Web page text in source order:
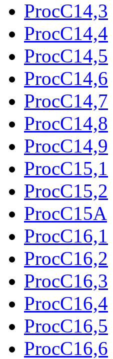
ProcC14,3
ProcC14,4
ProcC14,5
ProcC14,6
ProcC14,7
ProcC14,8
ProcC14,9
ProcC15,1
ProcC15,2
ProcC15A
ProcC16,1
ProcC16,2
ProcC16,3
ProcC16,4
ProcC16,5
ProcC16,6